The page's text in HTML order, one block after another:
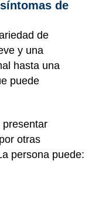
de
de
y una
hasta una
puede
presentar
otras
persona puede: